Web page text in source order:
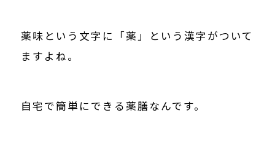
薬味という文字に「薬」という漢字がついて
ますよね。
自宅で簡単にできる薬膳なんです。